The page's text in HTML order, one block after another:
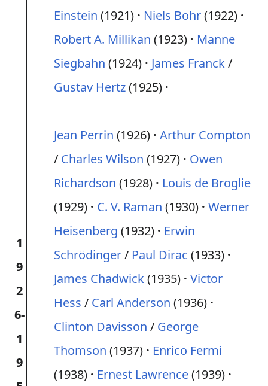
Einstein (1921) Niels Bohr(1922)
Robert A. Millikan (1923)
Manne
Siegbahn (1924) James Franck/
Gustav Hertz(1925)
1
9
2
6-
1
9
Jean Perrin (1926) Arthur Compton
/ Charles Wilson (1927)
Owen
Richardson (1928)
Louis de Broglie
(1929)
C. V. Raman (1930) Werner
Heisenberg (1932)
Erwin
Schrödinger/ Paul Dirac (1933)
James Chadwick(1935) Victor
Hess / Carl Anderson (1936)
Clinton Davisson / George
Thomson (1937)
Enrico Fermi
(1938)
Ernest Lawrence(1939)